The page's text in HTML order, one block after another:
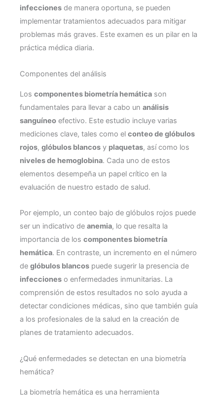
infecciones de manera oportuna, se pueden
implementar tratamientos adecuados para mitigar
problemas más graves. Este examen es un pilar en la
práctica médica diaria.
Componentes del análisis
Los componentes biometría hemática son
fundamentales para llevar a cabo un análisis
sanguíneo efectivo. Este estudio incluye varias
mediciones clave, tales como el conteo de glóbulos
rojos, glóbulos blancos y plaquetas, así como los
niveles de hemoglobina. Cada uno de estos
elementos desempeña un papel crítico en la
evaluación de nuestro estado de salud.
Por ejemplo, un conteo bajo de glóbulos rojos puede
ser un indicativo de anemia, lo que resalta la
importancia de los componentes biometría
hemática. En contraste, un incremento en el número
de glóbulos blancos puede sugerir la presencia de
infecciones o enfermedades inmunitarias. La
comprensión de estos resultados no solo ayuda a
detectar condiciones médicas, sino que también guía
a los profesionales de la salud en la creación de
planes de tratamiento adecuados.
¿Qué enfermedades se detectan en una biometría
hemática?
La biometría hemática es una herramienta